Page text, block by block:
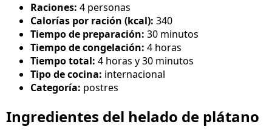
Raciones: 4 personas
Calorías por ración (kcal): 340
Tiempo de preparación: 30 minutos
Tiempo de congelación: 4 horas
Tiempo total: 4 horas y 30 minutos
Tipo de cocina: internacional
Categoría: postres
Ingredientes del helado de plátano